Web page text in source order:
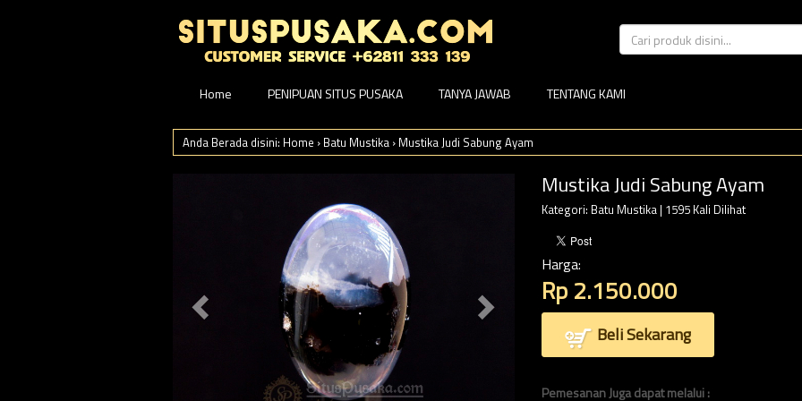
Home PENIPUAN SITUS PUSAKA TANYA JAWAB TENTANG KAMI
Anda Berada disini: Home › Batu Mustika › Mustika Judi Sabung Ayam
Mustika Judi Sabung Ayam
Kategori: Batu Mustika| 1595 Kali Dilihat
Harga:
Rp 2.150.000
Beli Sekarang
Pemesanan Juga dapat melalui :